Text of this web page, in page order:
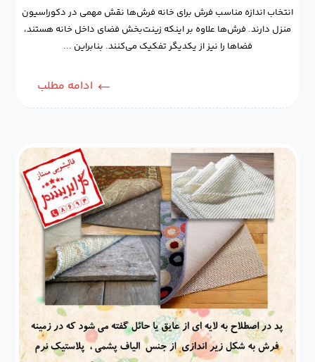
انتخاب اندازه مناسب فرش برای خانه فرش‌ها نقش مهمی در دکوراسیون
منزل دارند. فرش‌ها علاوه بر اینکه زینت‌بخش فضای داخل خانه هستند،
فضاها را نیز از یکدیگر تفکیک می‌کنند. بنابراین ...
ادامه مطلب